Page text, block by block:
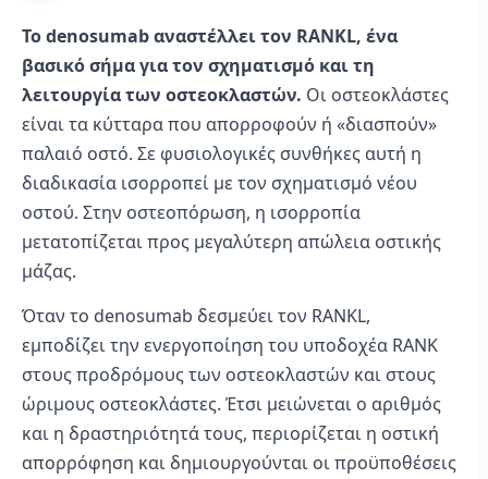
Το denosumab αναστέλλει τον RANKL, ένα
βασικό σήμα για τον σχηματισμό και τη
λειτουργία των οστεοκλαστών. Οι οστεοκλάστες
είναι τα κύτταρα που απορροφούν ή «διασπούν»
παλαιό οστό. Σε φυσιολογικές συνθήκες αυτή η
διαδικασία ισορροπεί με τον σχηματισμό νέου
οστού. Στην οστεοπόρωση, η ισορροπία
μετατοπίζεται προς μεγαλύτερη απώλεια οστικής
μάζας.
Όταν το denosumab δεσμεύει τον RANKL,
εμποδίζει την ενεργοποίηση του υποδοχέα RANK
στους προδρόμους των οστεοκλαστών και στους
ώριμους οστεοκλάστες. Έτσι μειώνεται ο αριθμός
και η δραστηριότητά τους, περιορίζεται η οστική
απορρόφηση και δημιουργούνται οι προϋποθέσεις